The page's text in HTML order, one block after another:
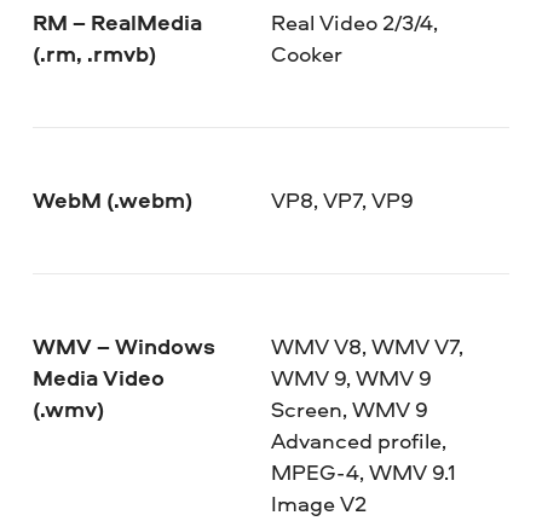
RM – RealMedia
(.rm, .rmvb)
Real Video 2/3/4,
Cooker
WebM (.webm) VP8, VP7, VP9
WMV – Windows
Media Video
(.wmv)
WMV V8, WMV V7,
WMV 9, WMV 9
Screen, WMV 9
Advanced profile,
MPEG-4, WMV 9.1
Image V2